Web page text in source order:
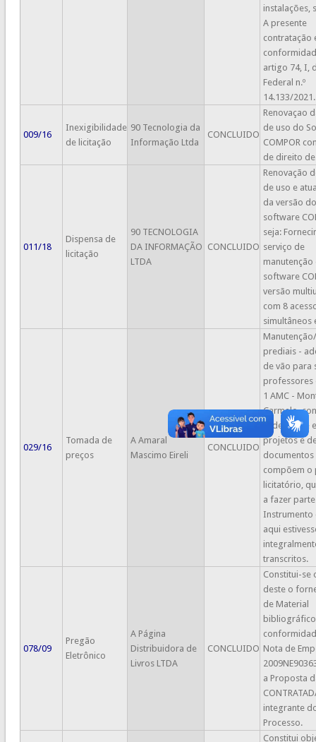
instalações,
A presente
contratação
artigo 74, I,
Federal n.º
14.133/2021.
009/16
Inexigibilidade
de licitação
90 Tecnologia da
Informação Ltda
CONCLUIDO
Renovaçao
de uso do
COMPOR
de direito
011/18
Dispensa de
licitação
90 TECNOLOGIA
DA INFORMAÇÃO
LTDA
CONCLUIDO
Renovação
de uso e
da versão do
software
seja:
serviço de
manutenção
software
versão
com 8
simultâneos
029/16
Tomada de
preços
A Amaral
Mascimo Eireli
CONCLUIDO
prediais -
de vão para
professores
1 AMC -
Carmelo,
caderno de
projetos e
documentos
compõem o
licitatório,
a fazer
Instrumento
aqui
transcritos.
078/09
Pregão
Eletrônico
A Página
Distribuidora de
Livros LTDA
CONCLUIDO
Constitui-se
deste o
de Material
Nota de
a Proposta
integrante
Processo.
Constitui